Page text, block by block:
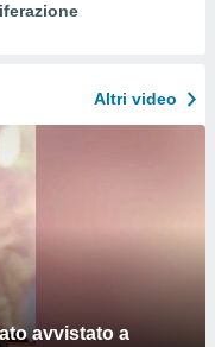
Altri video
avvistato a